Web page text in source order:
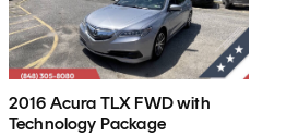
2016 Acura TLX FWD with
Technology Package